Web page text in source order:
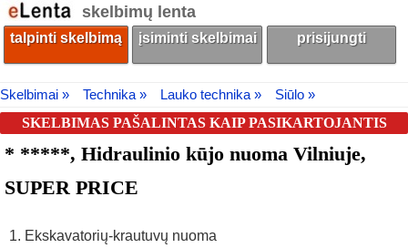
skelbimų lenta
talpinti skelbimą įsiminti skelbimai prisijungti
Skelbimai » Technika » Lauko technika »
Siūlo »
SKELBIMAS PAŠALINTAS KAIP PASIKARTOJANTIS
* *****, Hidraulinio kūjo nuoma Vilniuje,
SUPER PRICE
1. Ekskavatorių-krautuvų nuoma